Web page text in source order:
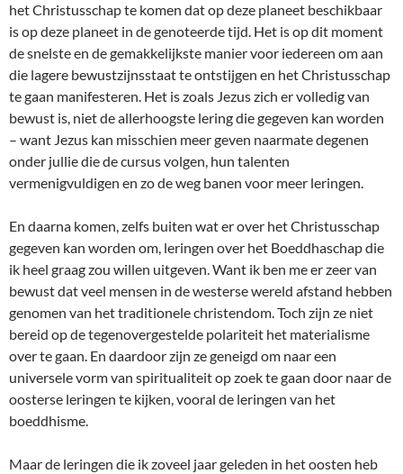
het Christusschap te komen dat op deze planeet beschikbaar
is op deze planeet in de genoteerde tijd. Het is op dit moment
de snelste en de gemakkelijkste manier voor iedereen om aan
die lagere bewustzijnsstaat te ontstijgen en het Christusschap
te gaan manifesteren. Het is zoals Jezus zich er volledig van
bewust is, niet de allerhoogste lering die gegeven kan worden
– want Jezus kan misschien meer geven naarmate degenen
onder jullie die de cursus volgen, hun talenten
vermenigvuldigen en zo de weg banen voor meer leringen.
En daarna komen, zelfs buiten wat er over het Christusschap
gegeven kan worden om, leringen over het Boeddhaschap die
ik heel graag zou willen uitgeven. Want ik ben me er zeer van
bewust dat veel mensen in de westerse wereld afstand hebben
genomen van het traditionele christendom. Toch zijn ze niet
bereid op de tegenovergestelde polariteit het materialisme
over te gaan. En daardoor zijn ze geneigd om naar een
universele vorm van spiritualiteit op zoek te gaan door naar de
oosterse leringen te kijken, vooral de leringen van het
boeddhisme.
Maar de leringen die ik zoveel jaar geleden in het oosten heb